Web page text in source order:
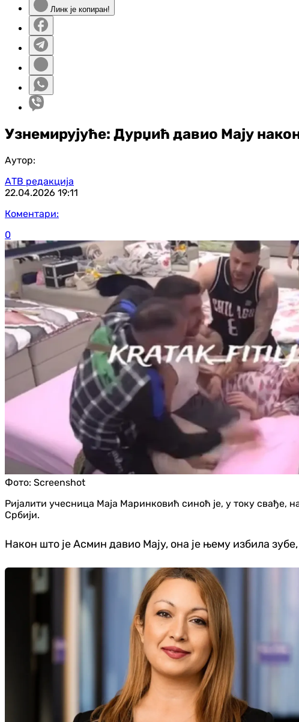
Линк је копиран!
Узнемирујуће: Дурџић давио Мају
Аутор:
АТВ редакција
22.04.2026 19:11
Коментари:
0
Фото: Screenshot
Ријалити учесница Маја Маринковић синоћ је, у току свађе,
Србији.
Након што је Асмин давио Мају, она је њему избила